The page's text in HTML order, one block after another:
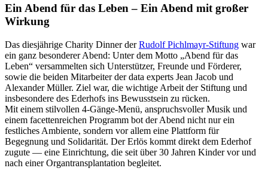
Ein Abend für das Leben – Ein Abend mit großer
Wirkung
Das diesjährige Charity Dinner derRudolf Pichlmayr-Stiftung war
ein ganz besonderer Abend: Unter dem Motto „Abend für das
Leben“ versammelten sich Unterstützer, Freunde und Förderer,
sowie die beiden Mitarbeiter der data experts Jean Jacob und
Alexander Müller. Ziel war, die wichtige Arbeit der Stiftung und
insbesondere des Ederhofs ins Bewusstsein zu rücken.
Mit einem stilvollen 4-Gänge-Menü, anspruchsvoller Musik und
einem facettenreichen Programm bot der Abend nicht nur ein
festliches Ambiente, sondern vor allem eine Plattform für
Begegnung und Solidarität. Der Erlös kommt direkt dem Ederhof
zugute — eine Einrichtung, die seit über 30 Jahren Kinder vor und
nach einer Organtransplantation begleitet.